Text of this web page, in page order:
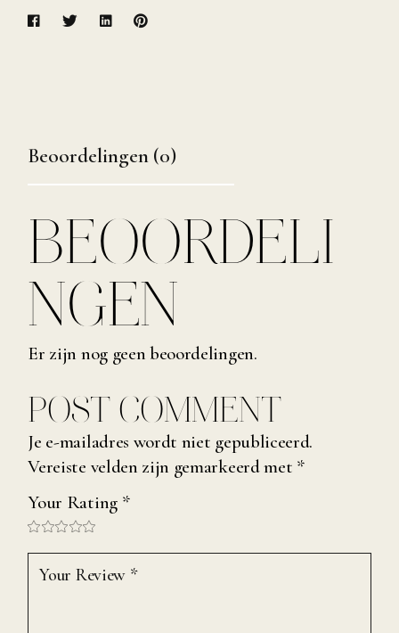
Beoordelingen (0)
BEOORDELI
NGEN
Er zijn nog geen beoordelingen.
POST COMMENT
Je e-mailadres wordt niet gepubliceerd.
Vereiste velden zijn gemarkeerd met *
Your Rating *